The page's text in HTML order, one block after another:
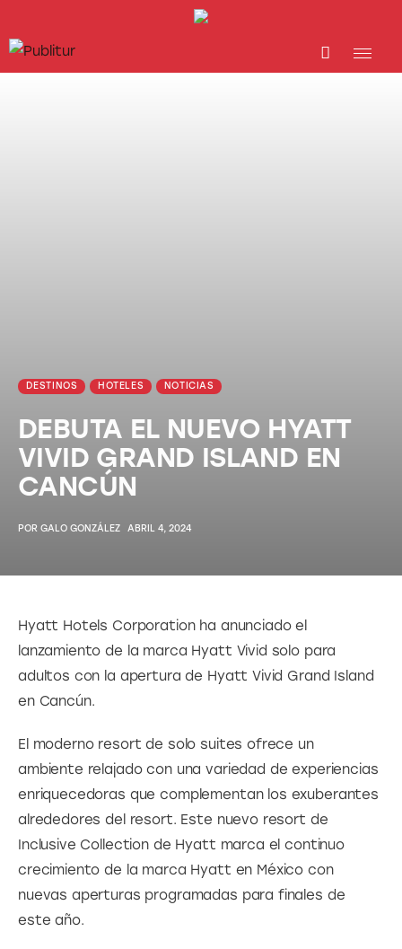
INICIO
DESTINOS HOTELES NOTICIAS
DEBUTA EL NUEVO HYATT
VIVID GRAND ISLAND EN
CANCÚN
POR GALO GONZÁLEZ ABRIL 4, 2024
Hyatt Hotels Corporation ha anunciado el
lanzamiento de la marca Hyatt Vivid solo para
adultos con la apertura de Hyatt Vivid Grand Island
en Cancún.
El moderno resort de solo suites ofrece un
ambiente relajado con una variedad de experiencias
enriquecedoras que complementan los exuberantes
alrededores del resort. Este nuevo resort de
Inclusive Collection de Hyatt marca el continuo
crecimiento de la marca Hyatt en México con
nuevas aperturas programadas para finales de
este año.